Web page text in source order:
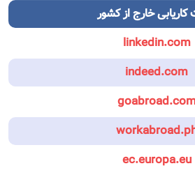
خارج از کشور
linkedin.com
indeed.com
ec.europa.eu